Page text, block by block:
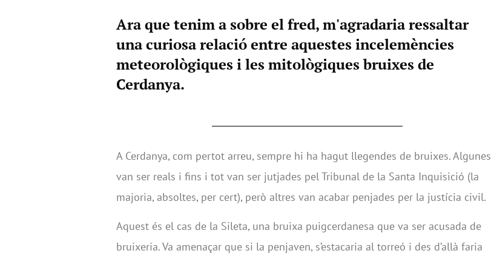
Ara que tenim a sobre el fred, m'agradaria ressaltar
una curiosa relació entre aquestes incelemències
meteorològiques i les mitològiques bruixes de
Cerdanya.
A Cerdanya, com pertot arreu, sempre hi ha hagut llegendes de bruixes. Algunes
van ser reals i fins i tot van ser jutjades pel Tribunal de la Santa Inquisició (la
majoria, absoltes, per cert), però altres van acabar penjades per la justícia civil.
Aquest és el cas de la Sileta, una bruixa puigcerdanesa que va ser acusada de
bruixeria. Va amenaçar que si la penjaven, s’estacaria al torreó i des d’allà faria